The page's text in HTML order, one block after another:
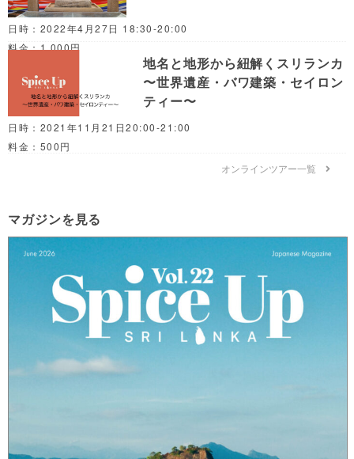
日時：2022年4月27日 18:30-20:00
料金：1,000円
地名と地形から紐解くスリランカ
〜世界遺産・バワ建築・セイロン
ティー〜
日時：2021年11月21日20:00-21:00
料金：500円
オンラインツアー一覧
マガジンを見る